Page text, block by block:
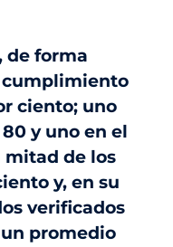
de forma
cumplimiento
ciento; uno
y uno en el
mitad de los
y, en su
verificados
promedio